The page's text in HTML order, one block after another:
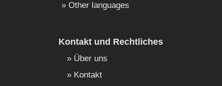
Other languages
Kontakt und Rechtliches
Über uns
Kontakt